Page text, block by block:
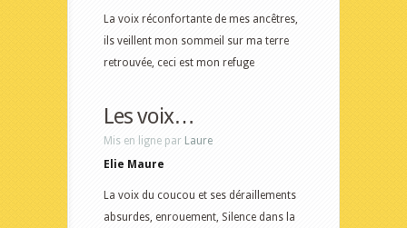
La voix réconfortante de mes ancêtres,
ils veillent mon sommeil sur ma terre
retrouvée, ceci est mon refuge
Les voix…
Mis en ligne par Laure
Elie Maure
La voix du coucou et ses déraillements
absurdes, enrouement, Silence dans la